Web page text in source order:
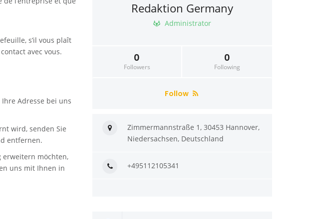
s’il vous plaît
avec vous.
Adresse bei uns
wird, senden Sie
entfernen.
erweitern möchten,
uns mit Ihnen in
Redaktion Germany
Administrator
0
Followers
0
Following
Follow
Zimmermannstraße 1, 30453 Hannover,
Niedersachsen, Deutschland
+495112105341